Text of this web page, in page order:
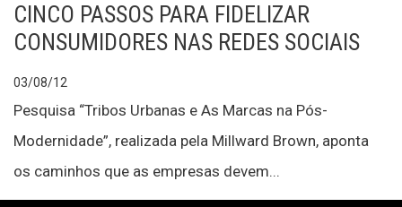
CINCO PASSOS PARA FIDELIZAR
CONSUMIDORES NAS REDES SOCIAIS
03/08/12
Pesquisa “Tribos Urbanas e As Marcas na Pós-
Modernidade”, realizada pela Millward Brown, aponta
os caminhos que as empresas devem...